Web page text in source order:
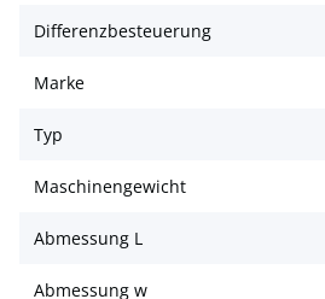
Differenzbesteuerung
Marke
Typ
Maschinengewicht
Abmessung L
Abmessung w